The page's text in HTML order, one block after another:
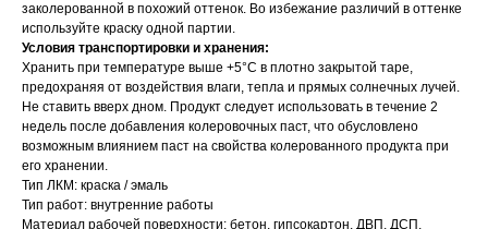
заколерованной в похожий оттенок. Во избежание различий в оттенке
используйте краску одной партии.
Условия транспортировки и хранения:
Хранить при температуре выше +5°С в плотно закрытой таре,
предохраняя от воздействия влаги, тепла и прямых солнечных лучей.
Не ставить вверх дном. Продукт следует использовать в течение 2
недель после добавления колеровочных паст, что обусловлено
возможным влиянием паст на свойства колерованного продукта при
его хранении.
Тип ЛКМ: краска / эмаль
Тип работ: внутренние работы
Материал рабочей поверхности: бетон, гипсокартон, ДВП, ДСП,